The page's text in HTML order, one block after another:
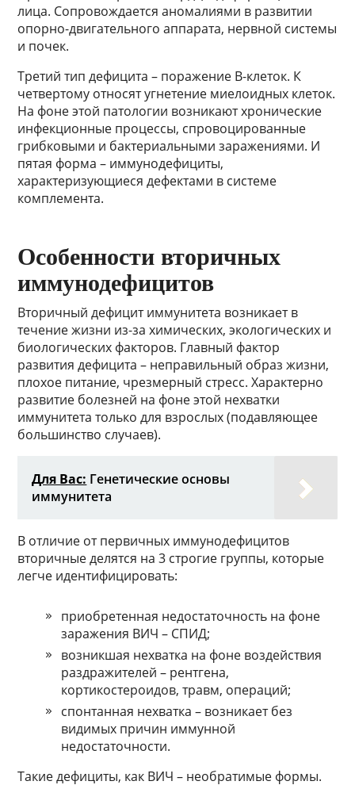
лица. Сопровождается аномалиями в развитии
опорно-двигательного аппарата, нервной системы
и почек.
Третий тип дефицита – поражение B-клеток. К
четвертому относят угнетение миелоидных клеток.
На фоне этой патологии возникают хронические
инфекционные процессы, спровоцированные
грибковыми и бактериальными заражениями. И
пятая форма – иммунодефициты,
характеризующиеся дефектами в системе
комплемента.
Особенности вторичных
иммунодефицитов
Вторичный дефицит иммунитета возникает в
течение жизни из-за химических, экологических и
биологических факторов. Главный фактор
развития дефицита – неправильный образ жизни,
плохое питание, чрезмерный стресс. Характерно
развитие болезней на фоне этой нехватки
иммунитета только для взрослых (подавляющее
большинство случаев).
Для Вас: Генетические основы
иммунитета
В отличие от первичных иммунодефицитов
вторичные делятся на 3 строгие группы, которые
легче идентифицировать:
приобретенная недостаточность на фоне
заражения ВИЧ – СПИД;
возникшая нехватка на фоне воздействия
раздражителей – рентгена,
кортикостероидов, травм, операций;
спонтанная нехватка – возникает без
видимых причин иммунной
недостаточности.
Такие дефициты, как ВИЧ – необратимые формы.